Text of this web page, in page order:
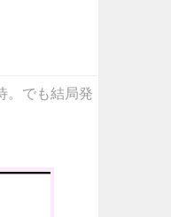
。でも結局発